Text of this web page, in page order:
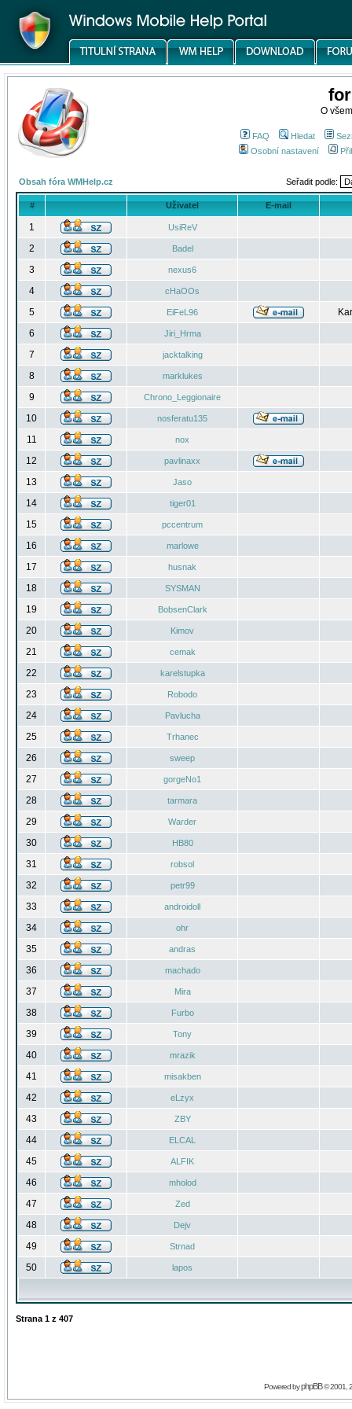
O
FAQ Hledat
Osobní nastavení
Obsah fóra WMHelp.cz Seřadit podle:
# Uživatel E-mail
1 UsiReV
2 Badel
3 nexus6
4 cHaOOs
5 EiFeL96
6
Jiri_Hrma
7 jacktalking
8 marklukes
9 Chrono_Leggionaire
10 nosferatu135
11 nox
12 pavlinaxx
13 Jaso
14 tiger01
15 pccentrum
16 marlowe
17 husnak
18 SYSMAN
19 BobsenClark
20 Kimov
21 cemak
22 karelstupka
23 Robodo
24 Pavlucha
25 Trhanec
26 sweep
27 gorgeNo1
28 tarmara
29 Warder
30 HB80
31 robsol
32 petr99
33 androidoll
34 ohr
35 andras
36 machado
37 Mira
38 Furbo
39 Tony
40 mrazik
41 misakben
42 eLzyx
43 ZBY
44 ELCAL
45 ALFIK
46 mholod
47 Zed
48 Dejv
49 Strnad
50 lapos
Strana 1 z 407
Powered byphpBB© 2001,